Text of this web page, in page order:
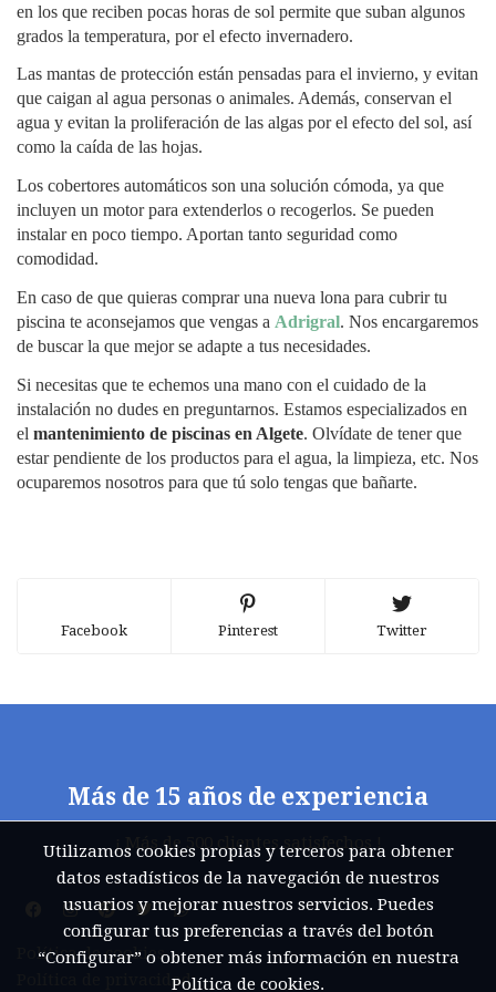
en los que reciben pocas horas de sol permite que suban algunos
grados la temperatura, por el efecto invernadero.
Las mantas de protección están pensadas para el invierno, y evitan
que caigan al agua personas o animales. Además, conservan el
agua y evitan la proliferación de las algas por el efecto del sol, así
como la caída de las hojas.
Los cobertores automáticos son una solución cómoda, ya que
incluyen un motor para extenderlos o recogerlos. Se pueden
instalar en poco tiempo. Aportan tanto seguridad como
comodidad.
En caso de que quieras comprar una nueva lona para cubrir tu
piscina te aconsejamos que vengas a Adrigral. Nos encargaremos
de buscar la que mejor se adapte a tus necesidades.
Si necesitas que te echemos una mano con el cuidado de la
instalación no dudes en preguntarnos. Estamos especializados en
el mantenimiento de piscinas en Algete. Olvídate de tener que
estar pendiente de los productos para el agua, la limpieza, etc. Nos
ocuparemos nosotros para que tú solo tengas que bañarte.
Facebook Pinterest Twitter
Más de 15 años de experiencia
¡ Más de 500 clientes satisfechos !
Política de cookies
Política de privacidad
Utilizamos cookies propias y terceros para obtener
datos estadísticos de la navegación de nuestros
usuarios y mejorar nuestros servicios. Puedes
configurar tus preferencias a través del botón
“Configurar” o obtener más información en nuestra
Política de cookies.